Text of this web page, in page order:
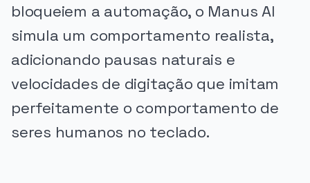
bloqueiem a automação, o Manus AI
simula um comportamento realista,
adicionando pausas naturais e
velocidades de digitação que imitam
perfeitamente o comportamento de
seres humanos no teclado.